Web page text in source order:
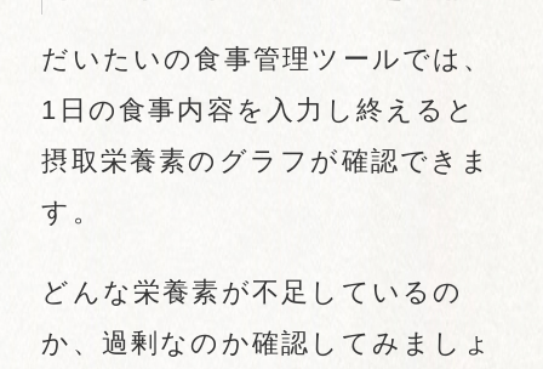
だいたいの食事管理ツールでは、
1日の食事内容を入力し終えると
摂取栄養素のグラフが確認できま
す。
どんな栄養素が不足しているの
か、過剰なのか確認してみましょ